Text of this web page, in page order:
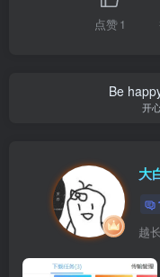
点赞1
Be
开
大
越